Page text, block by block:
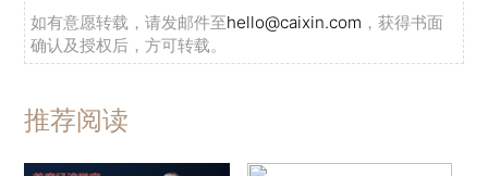
如有意愿转载，请发邮件至hello@caixin.com ，获得书面
确认及授权后，方可转载。
推荐阅读